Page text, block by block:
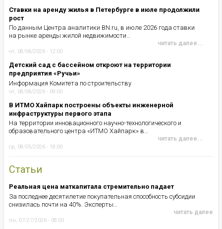
Ставки на аренду жилья в Петербурге в июле продолжили
рост
По данным Центра аналитики BN.ru, в июле 2026 года ставки
на рынке аренды жилой недвижимости…
читать далее...
чт, 08/06/2026 - 12:00
Детский сад с бассейном откроют на территории
предприятия «Ручьи»
Информация Комитета по строительству
чт, 08/06/2026 - 09:00
В ИТМО Хайпарк построены объекты инженерной
инфраструктуры первого этапа
На территории инновационного научно-технологического и
образовательного центра «ИТМО Хайпарк» в…
читать далее...
ср, 08/05/2026 - 18:00
Статьи
Реальная цена маткапитала стремительно падает
За последнее десятилетие покупательная способность субсидии
снизилась почти на 40%. Эксперты…
читать далее
пн, 07/27/2026 - 08:00